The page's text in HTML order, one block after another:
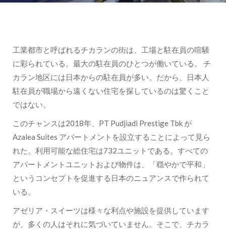
工業都市と呼ばれるチカランの街は、工場と駐在員の喧騒
に彩られている。最大の駐在員のひとつが働いている。 チ
カラン地区には日本からの駐在員が多い。だから、日本人
駐在員が職場から遠くない住宅を探しているのは驚くこと
ではない。
このチャンスは2018年、PT Pudjiadi Prestige Tbk が
Azalea Suites アパートメントを設立することによって見ら
れた。利用可能な総住宅は732ユニットである。すべての
アパートメントユニットおよび物件は、「穏やかで平和」
というコンセプトを促進する日本のニュアンスで作られて
いる。
アゼリア・スイーツは様々な利点や施設を提供しています
が、多くの人はそれに気づいていません。そこで、チカラ